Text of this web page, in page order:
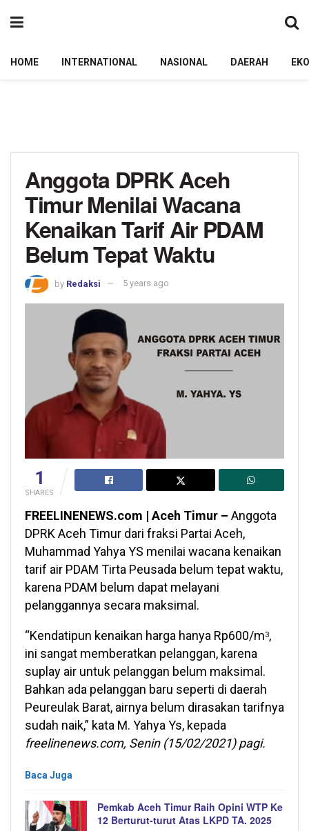
HOME INTERNATIONAL NASIONAL DAERAH
Anggota DPRK Aceh
Timur Menilai Wacana
Kenaikan Tarif Air PDAM
Belum Tepat Waktu
by Redaksi 5 years ago
1
SHARES
FREELINENEWS.com | Aceh Timur – Anggota
DPRK Aceh Timur dari fraksi Partai Aceh,
Muhammad Yahya YS menilai wacana kenaikan
tarif air PDAM Tirta Peusada belum tepat waktu,
karena PDAM belum dapat melayani
pelanggannya secara maksimal.
“Kendatipun kenaikan harga hanya Rp600/m3,
ini sangat memberatkan pelanggan, karena
suplay air untuk pelanggan belum maksimal.
Bahkan ada pelanggan baru seperti di daerah
Peureulak Barat, airnya belum dirasakan tarifnya
sudah naik,” kata M. Yahya Ys, kepada
freelinenews.com, Senin (15/02/2021) pagi.
Baca Juga
Pemkab Aceh Timur Raih Opini WTP Ke
12 Berturut-turut Atas LKPD TA. 2025